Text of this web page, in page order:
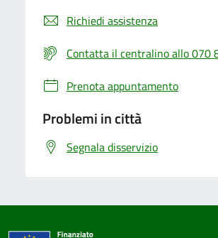
Richiedi assistenza
Contatta il centralino allo 070
Prenota appuntamento
Problemi in città
Segnala disservizio